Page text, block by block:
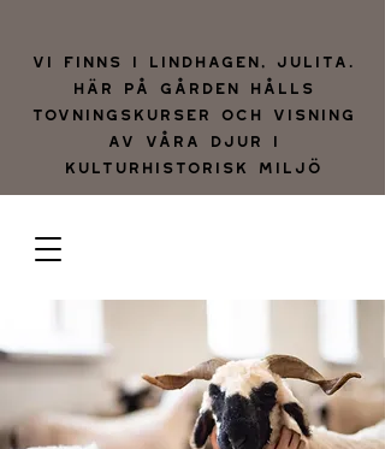
Vi finns i lindhagen, julita.
Här på gården hålls
tovningskurser och visning
av våra djur i
kulturhistorisk miljö